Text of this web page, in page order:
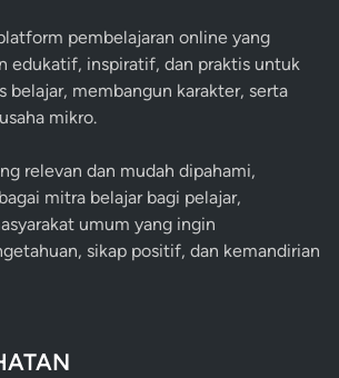
pembelajaran online yang
edukatif, inspiratif, dan praktis untuk
belajar, membangun karakter, serta
mikro.
relevan dan mudah dipahami,
mitra belajar bagi pelajar,
umum yang ingin
sikap positif, dan kemandirian